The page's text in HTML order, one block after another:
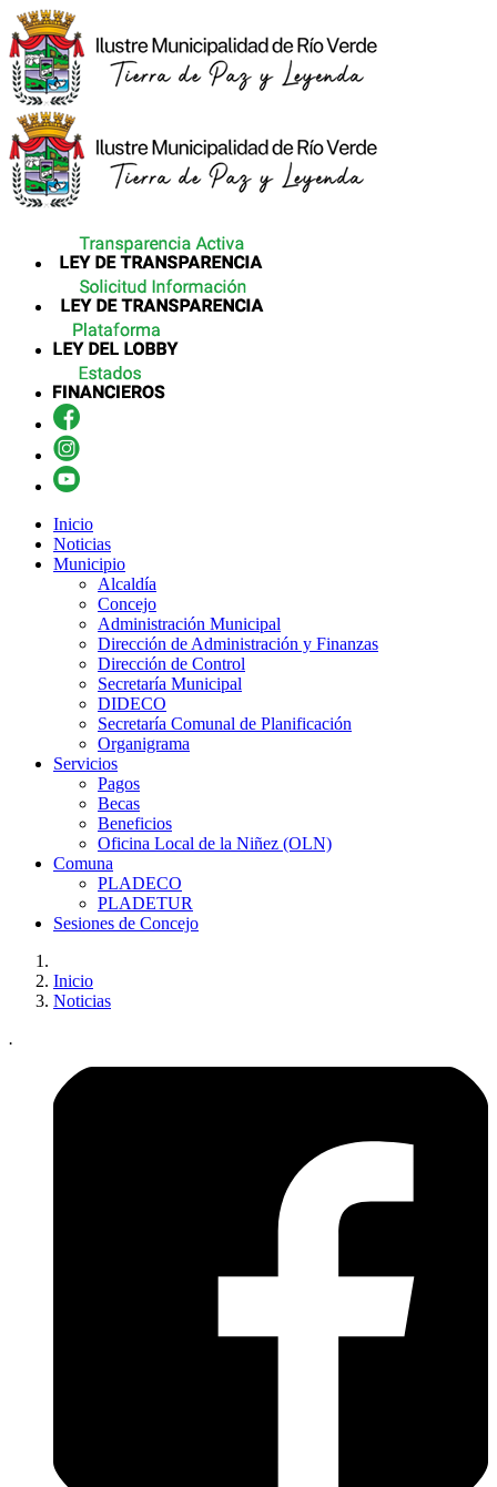
Inicio
Noticias
Municipio
Alcaldía
Concejo
Administración Municipal
Dirección de Administración y Finanzas
Dirección de Control
Secretaría Municipal
DIDECO
Secretaría Comunal de Planificación
Organigrama
Servicios
Pagos
Becas
Beneficios
Oficina Local de la Niñez (OLN)
Comuna
PLADECO
PLADETUR
Sesiones de Concejo
Inicio
Noticias
.